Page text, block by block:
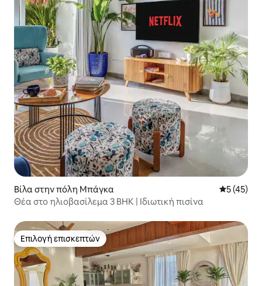
Βίλα στην πόλη Μπάγκα Μέση
5 (45)
Θέα στο ηλιοβασίλεμα 3 BHK | Ιδιωτική πισίνα
Επιλογή επισκεπτών
Επιλογή επισκεπτών